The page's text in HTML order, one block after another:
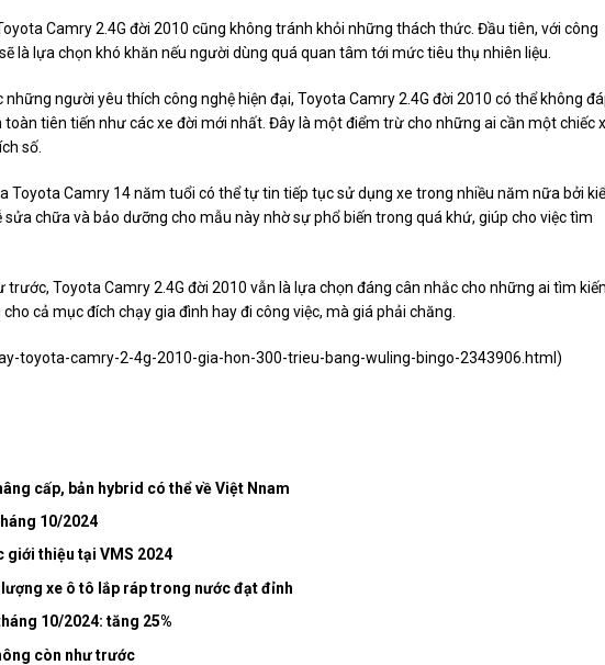
Camry 2.4G đời 2010 cũng không tránh khỏi những thách thức. Đầu tiên, với công
là lựa chọn khó khăn nếu người dùng quá quan tâm tới mức tiêu thụ nhiên liệu.
người yêu thích công nghệ hiện đại, Toyota Camry 2.4G đời 2010 có thể không
toàn tiên tiến như các xe đời mới nhất. Đây là một điểm trừ cho những ai cần một chiếc
số.
Toyota Camry 14 năm tuổi có thể tự tin tiếp tục sử dụng xe trong nhiều năm nữa bởi
chữa và bảo dưỡng cho mẫu này nhờ sự phổ biến trong quá khứ, giúp cho việc tìm
trước, Toyota Camry 2.4G đời 2010 vẫn là lựa chọn đáng cân nhắc cho những ai tìm
cả mục đích chạy gia đình hay đi công việc, mà giá phải chăng.
toyota-camry-2-4g-2010-gia-hon-300-trieu-bang-wuling-bingo-2343906.html )
cấp, bản hybrid có thể về Việt Nnam
10/2024
giới thiệu tại VMS 2024
xe ô tô lắp ráp trong nước đạt đỉnh
10/2024: tăng 25%
còn như trước